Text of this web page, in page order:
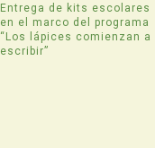
Entrega de kits escolares
en el marco del programa
“Los lápices comienzan a
escribir”